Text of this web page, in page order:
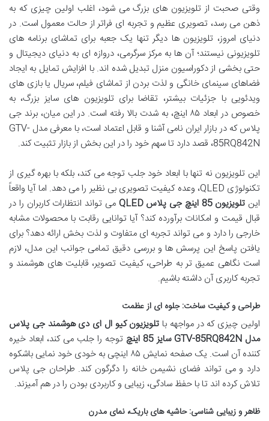
وقتی صحبت از تلویزیون های بزرگ می شود، اغلب اولین چیزی که به
ذهن می رسد، تصویری عظیم و تجربه ای فراتر از حالت معمول است. در
دنیای امروز، تلویزیون ها دیگر تنها یک جعبه برای تماشای برنامه های
تلویزیونی نیستند؛ آن ها به مرکز سرگرمی، دروازه ای به دنیای دیجیتال و
حتی بخشی از دکوراسیون منزل تبدیل شده اند. با افزایش تمایل به ایجاد
فضاهای سینمای خانگی و لذت بردن از تماشای فیلم، سریال یا بازی های
ویدئویی با جزئیات بیشتر، تقاضا برای تلویزیون های سایز بزرگ، به
خصوص در ابعاد ۸۵ اینچ، به شدت بالا رفته است. در این میان، برند جی
پلاس که در بازار ایران نامی آشنا و قابل اعتماد است، با معرفی مدل GTV-
85RQ842N، قصد دارد تا سهم خود را در این بخش از بازار تثبیت کند.
این تلویزیون نه تنها با ابعاد خود جلب توجه می کند، بلکه با بهره گیری از
تکنولوژی QLED، وعده کیفیت تصویری بی نظیر را می دهد. اما آیا واقعاً
این تلویزیون 85 اینچ جی پلاس QLED
می تواند انتظارات کاربران را در
قبال قیمت و امکانات برآورده کند؟ آیا توانایی رقابت با محصولات مشابه
خارجی را دارد و می تواند تجربه ای متفاوت و لذت بخش ارائه دهد؟ برای
یافتن پاسخ این پرسش ها و بررسی دقیق تمامی جوانب این مدل، لازم
است نگاهی عمیق تر به طراحی، کیفیت تصویر، قابلیت های هوشمند و
تجربه کاربری آن داشته باشیم.
طراحی و کیفیت ساخت: جلوه ای از عظمت
اولین چیزی که در مواجهه با تلویزیون کیو ال ای دی هوشمند جی پلاس
مدل GTV-85RQ842N سایز 85 اینچ
توجه را جلب می کند، ابعاد خیره
کننده آن است. یک صفحه نمایش ۸۵ اینچی به خودی خود نمایی باشکوه
دارد و می تواند فضای نشیمن خانه را دگرگون کند. طراحان جی پلاس
تلاش کرده اند تا با حفظ سادگی، زیبایی و کاربردی بودن را در هم آمیزند.
ظاهر و زیبایی شناسی: حاشیه های باریک، نمای مدرن